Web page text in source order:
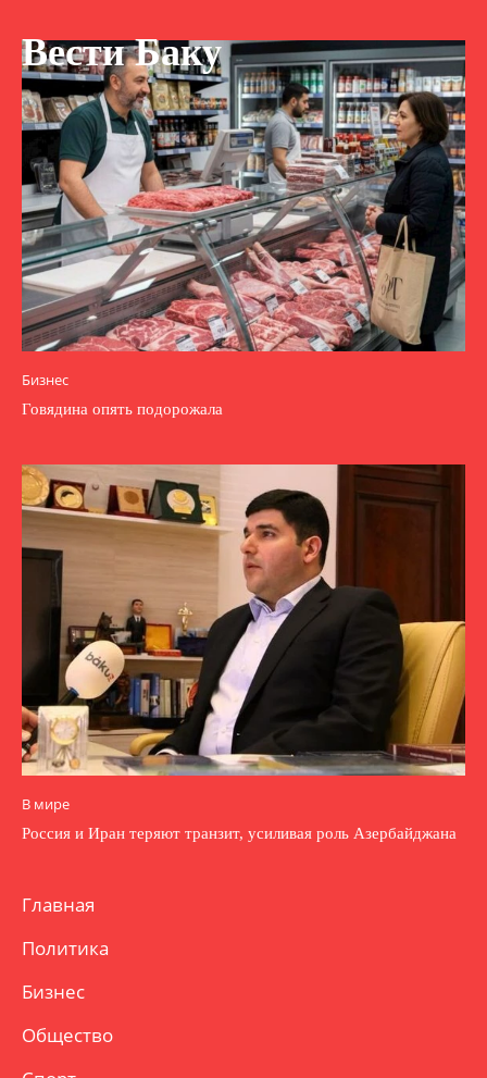
Вести Баку
Бизнес
Говядина опять подорожала
В мире
Россия и Иран теряют транзит, усиливая роль Азербайджана
Главная
Политика
Бизнес
Общество